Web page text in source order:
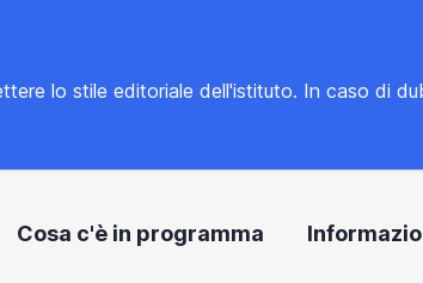
lo stile editoriale dell'istituto. In caso di
Cosa c'è in programma